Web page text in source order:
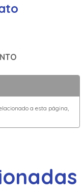
a esta página,